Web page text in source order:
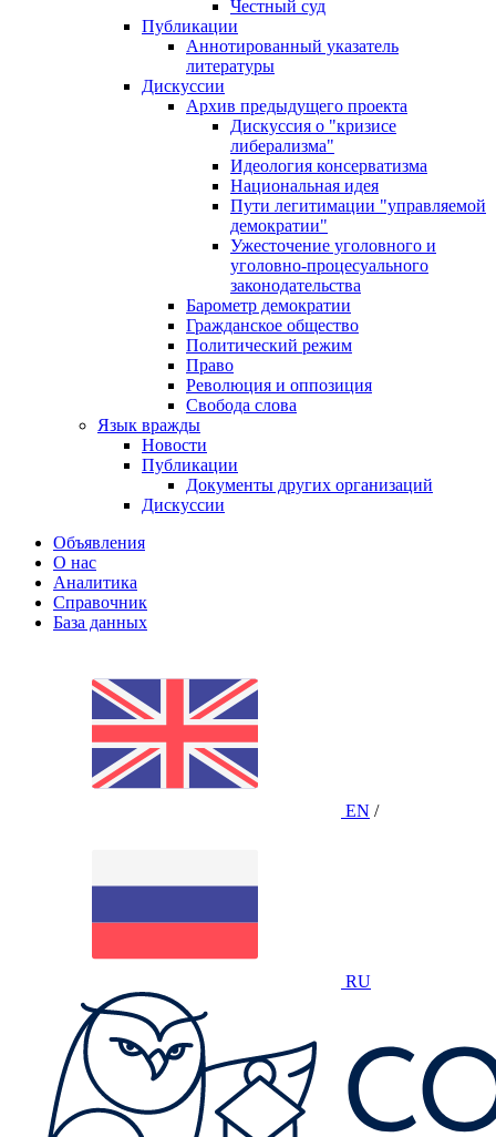
Честный суд
Публикации
Аннотированный указатель
литературы
Дискуссии
Архив предыдущего проекта
Дискуссия о "кризисе
либерализма"
Идеология консерватизма
Национальная идея
Пути легитимации "управляемой
демократии"
Ужесточение уголовного и
уголовно-процесуального
законодательства
Барометр демократии
Гражданское общество
Политический режим
Право
Революция и оппозиция
Свобода слова
Язык вражды
Новости
Публикации
Документы других организаций
Дискуссии
Объявления
О нас
Аналитика
Справочник
База данных
EN /
RU